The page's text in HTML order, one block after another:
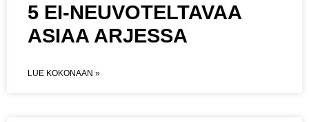
5 EI-NEUVOTELTAVAA
ASIAA ARJESSA
LUE KOKONAAN »